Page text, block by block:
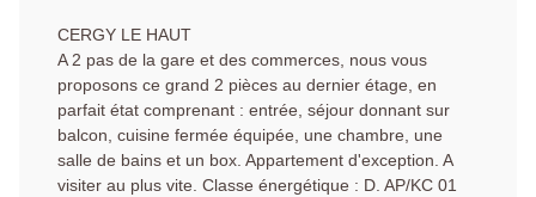
CERGY LE HAUT
A 2 pas de la gare et des commerces, nous vous
proposons ce grand 2 pièces au dernier étage, en
parfait état comprenant : entrée, séjour donnant sur
balcon, cuisine fermée équipée, une chambre, une
salle de bains et un box. Appartement d'exception. A
visiter au plus vite. Classe énergétique : D. AP/KC 01